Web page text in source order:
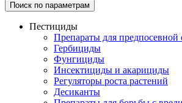
Поиск по параметрам
Пестициды
Препараты для предпосевной
Гербициды
Фунгициды
Инсектициды и акарициды
Регуляторы роста растений
Десиканты